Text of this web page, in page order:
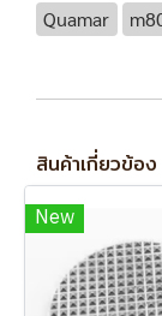
Quamar
สินค้าเกี่ยวข้อง
New